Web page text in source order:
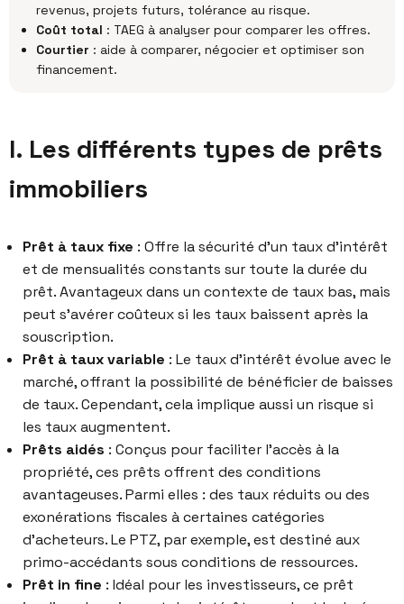
revenus, projets futurs, tolérance au risque.
Coût total : TAEG à analyser pour comparer les offres.
Courtier : aide à comparer, négocier et optimiser son
financement.
I. Les différents types de prêts
immobiliers
Prêt à taux fixe : Offre la sécurité d’un taux d’intérêt
et de mensualités constants sur toute la durée du
prêt. Avantageux dans un contexte de taux bas, mais
peut s’avérer coûteux si les taux baissent après la
souscription.
Prêt à taux variable : Le taux d’intérêt évolue avec le
marché, offrant la possibilité de bénéficier de baisses
de taux. Cependant, cela implique aussi un risque si
les taux augmentent.
Prêts aidés : Conçus pour faciliter l’accès à la
propriété, ces prêts offrent des conditions
avantageuses. Parmi elles : des taux réduits ou des
exonérations fiscales à certaines catégories
d’acheteurs. Le PTZ, par exemple, est destiné aux
primo-accédants sous conditions de ressources.
Prêt in fine : Idéal pour les investisseurs, ce prêt